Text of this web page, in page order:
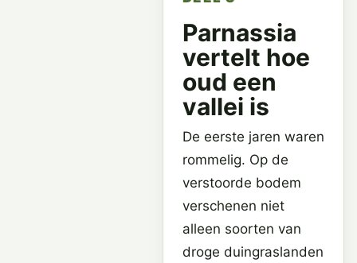
Parnassia
vertelt hoe
oud een
vallei is
De eerste jaren waren
rommelig. Op de
verstoorde bodem
verschenen niet
alleen soorten van
droge duingraslanden